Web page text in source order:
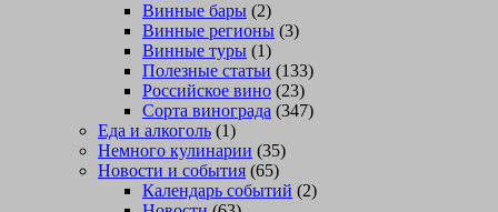
Винные бары (2)
Винные регионы (3)
Винные туры (1)
Полезные статьи (133)
Российское вино (23)
Сорта винограда (347)
Еда и алкоголь (1)
Немного кулинарии (35)
Новости и события (65)
Календарь событий (2)